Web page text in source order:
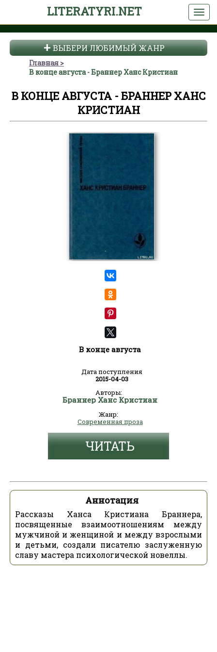
LITERATYRI.NET
ВЫБЕРИ ЛЮБИМЫЙ ЖАНР
Главная
В конце августа - Браннер Ханс Кристиан
В КОНЦЕ АВГУСТА - БРАННЕР ХАНС
КРИСТИАН
В конце августа
Дата поступления
2015-04-03
Авторы:
Браннер Ханс Кристиан
Жанр:
Современная проза
ЧИТАТЬ
Аннотация
Рассказы Ханса Кристиана Браннера,
посвященные взаимоотношениям между
мужчиной и женщиной и между взрослыми
и детьми, создали писателю заслуженную
славу мастера психологической новеллы.